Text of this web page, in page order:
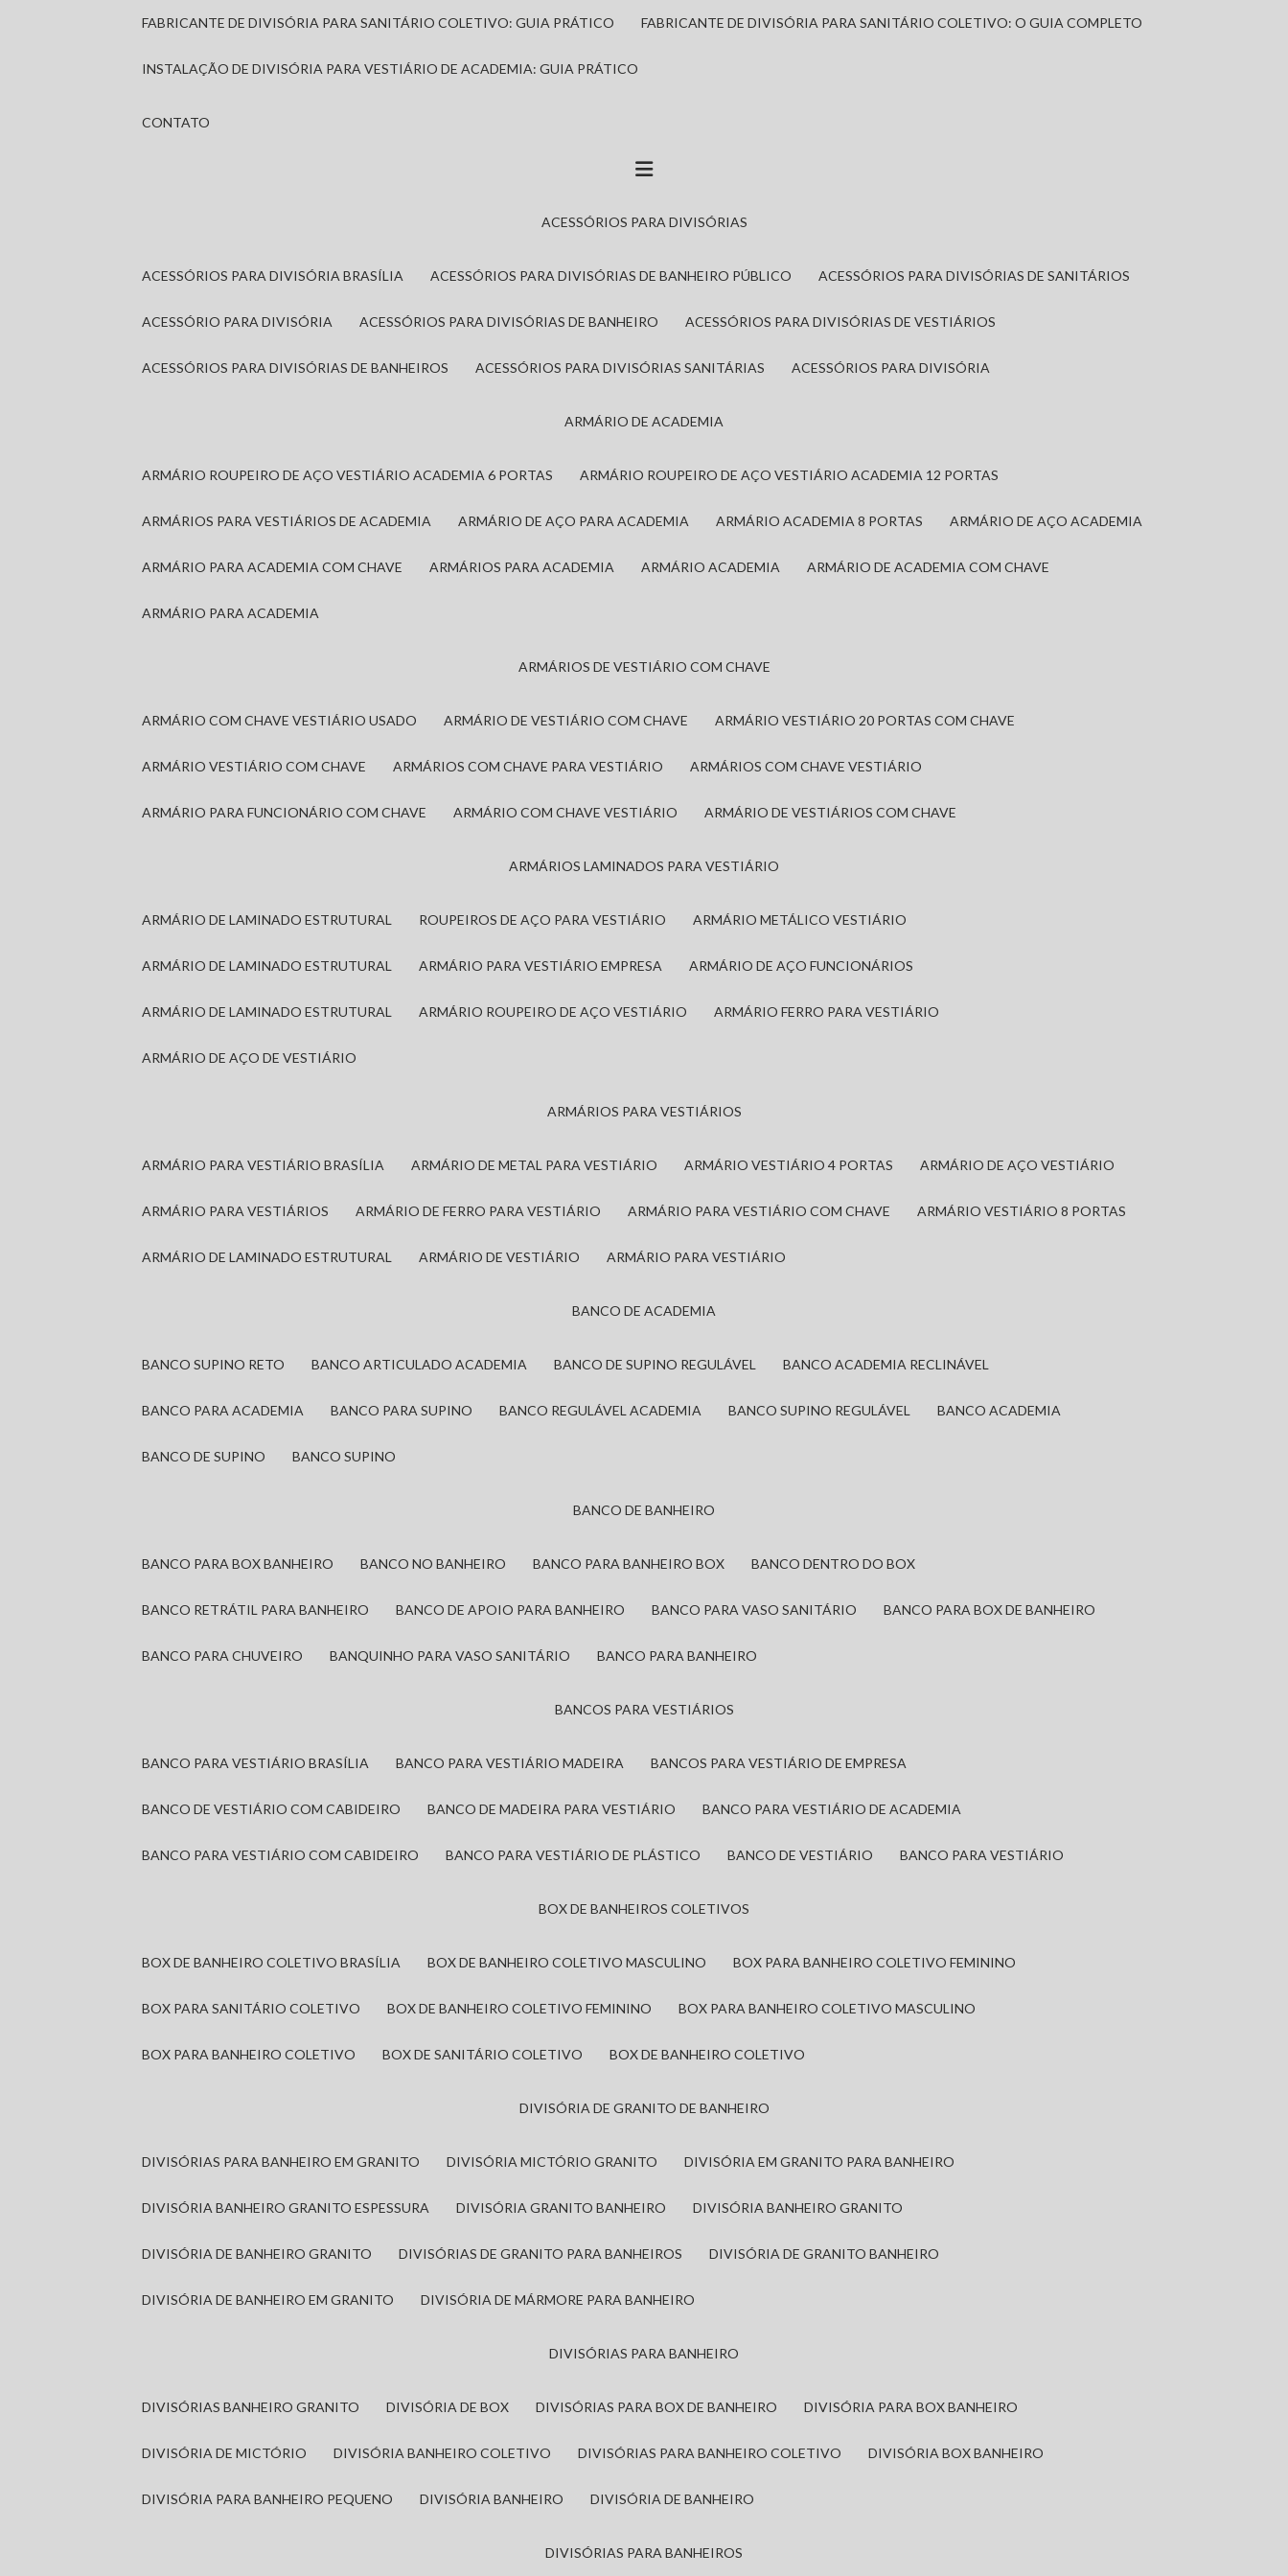
FABRICANTE DE DIVISÓRIA PARA SANITÁRIO COLETIVO: GUIA PRÁTICO FABRICANTE DE DIVISÓRIA PARA SANITÁRIO COLETIVO: O GUIA COMPLETO
INSTALAÇÃO DE DIVISÓRIA PARA VESTIÁRIO DE ACADEMIA: GUIA PRÁTICO
CONTATO
ACESSÓRIOS PARA DIVISÓRIAS
ACESSÓRIOS PARA DIVISÓRIA BRASÍLIA ACESSÓRIOS PARA DIVISÓRIAS DE BANHEIRO PÚBLICO ACESSÓRIOS PARA DIVISÓRIAS DE SANITÁRIOS
ACESSÓRIO PARA DIVISÓRIA ACESSÓRIOS PARA DIVISÓRIAS DE BANHEIRO ACESSÓRIOS PARA DIVISÓRIAS DE VESTIÁRIOS
ACESSÓRIOS PARA DIVISÓRIAS DE BANHEIROS ACESSÓRIOS PARA DIVISÓRIAS SANITÁRIAS ACESSÓRIOS PARA DIVISÓRIA
ARMÁRIO DE ACADEMIA
ARMÁRIO ROUPEIRO DE AÇO VESTIÁRIO ACADEMIA 6 PORTAS ARMÁRIO ROUPEIRO DE AÇO VESTIÁRIO ACADEMIA 12 PORTAS
ARMÁRIOS PARA VESTIÁRIOS DE ACADEMIA ARMÁRIO DE AÇO PARA ACADEMIA ARMÁRIO ACADEMIA 8 PORTAS ARMÁRIO DE AÇO ACADEMIA
ARMÁRIO PARA ACADEMIA COM CHAVE ARMÁRIOS PARA ACADEMIA ARMÁRIO ACADEMIA ARMÁRIO DE ACADEMIA COM CHAVE
ARMÁRIO PARA ACADEMIA
ARMÁRIOS DE VESTIÁRIO COM CHAVE
ARMÁRIO COM CHAVE VESTIÁRIO USADO ARMÁRIO DE VESTIÁRIO COM CHAVE ARMÁRIO VESTIÁRIO 20 PORTAS COM CHAVE
ARMÁRIO VESTIÁRIO COM CHAVE ARMÁRIOS COM CHAVE PARA VESTIÁRIO ARMÁRIOS COM CHAVE VESTIÁRIO
ARMÁRIO PARA FUNCIONÁRIO COM CHAVE ARMÁRIO COM CHAVE VESTIÁRIO ARMÁRIO DE VESTIÁRIOS COM CHAVE
ARMÁRIOS LAMINADOS PARA VESTIÁRIO
ARMÁRIO DE LAMINADO ESTRUTURAL ROUPEIROS DE AÇO PARA VESTIÁRIO ARMÁRIO METÁLICO VESTIÁRIO
ARMÁRIO DE LAMINADO ESTRUTURAL ARMÁRIO PARA VESTIÁRIO EMPRESA ARMÁRIO DE AÇO FUNCIONÁRIOS
ARMÁRIO DE LAMINADO ESTRUTURAL ARMÁRIO ROUPEIRO DE AÇO VESTIÁRIO ARMÁRIO FERRO PARA VESTIÁRIO
ARMÁRIO DE AÇO DE VESTIÁRIO
ARMÁRIOS PARA VESTIÁRIOS
ARMÁRIO PARA VESTIÁRIO BRASÍLIA ARMÁRIO DE METAL PARA VESTIÁRIO ARMÁRIO VESTIÁRIO 4 PORTAS ARMÁRIO DE AÇO VESTIÁRIO
ARMÁRIO PARA VESTIÁRIOS ARMÁRIO DE FERRO PARA VESTIÁRIO ARMÁRIO PARA VESTIÁRIO COM CHAVE ARMÁRIO VESTIÁRIO 8 PORTAS
ARMÁRIO DE LAMINADO ESTRUTURAL ARMÁRIO DE VESTIÁRIO ARMÁRIO PARA VESTIÁRIO
BANCO DE ACADEMIA
BANCO SUPINO RETO BANCO ARTICULADO ACADEMIA BANCO DE SUPINO REGULÁVEL BANCO ACADEMIA RECLINÁVEL
BANCO PARA ACADEMIA BANCO PARA SUPINO BANCO REGULÁVEL ACADEMIA BANCO SUPINO REGULÁVEL BANCO ACADEMIA
BANCO DE SUPINO BANCO SUPINO
BANCO DE BANHEIRO
BANCO PARA BOX BANHEIRO BANCO NO BANHEIRO BANCO PARA BANHEIRO BOX BANCO DENTRO DO BOX
BANCO RETRÁTIL PARA BANHEIRO BANCO DE APOIO PARA BANHEIRO BANCO PARA VASO SANITÁRIO BANCO PARA BOX DE BANHEIRO
BANCO PARA CHUVEIRO BANQUINHO PARA VASO SANITÁRIO BANCO PARA BANHEIRO
BANCOS PARA VESTIÁRIOS
BANCO PARA VESTIÁRIO BRASÍLIA BANCO PARA VESTIÁRIO MADEIRA BANCOS PARA VESTIÁRIO DE EMPRESA
BANCO DE VESTIÁRIO COM CABIDEIRO BANCO DE MADEIRA PARA VESTIÁRIO BANCO PARA VESTIÁRIO DE ACADEMIA
BANCO PARA VESTIÁRIO COM CABIDEIRO BANCO PARA VESTIÁRIO DE PLÁSTICO BANCO DE VESTIÁRIO BANCO PARA VESTIÁRIO
BOX DE BANHEIROS COLETIVOS
BOX DE BANHEIRO COLETIVO BRASÍLIA BOX DE BANHEIRO COLETIVO MASCULINO BOX PARA BANHEIRO COLETIVO FEMININO
BOX PARA SANITÁRIO COLETIVO BOX DE BANHEIRO COLETIVO FEMININO BOX PARA BANHEIRO COLETIVO MASCULINO
BOX PARA BANHEIRO COLETIVO BOX DE SANITÁRIO COLETIVO BOX DE BANHEIRO COLETIVO
DIVISÓRIA DE GRANITO DE BANHEIRO
DIVISÓRIAS PARA BANHEIRO EM GRANITO DIVISÓRIA MICTÓRIO GRANITO DIVISÓRIA EM GRANITO PARA BANHEIRO
DIVISÓRIA BANHEIRO GRANITO ESPESSURA DIVISÓRIA GRANITO BANHEIRO DIVISÓRIA BANHEIRO GRANITO
DIVISÓRIA DE BANHEIRO GRANITO DIVISÓRIAS DE GRANITO PARA BANHEIROS DIVISÓRIA DE GRANITO BANHEIRO
DIVISÓRIA DE BANHEIRO EM GRANITO DIVISÓRIA DE MÁRMORE PARA BANHEIRO
DIVISÓRIAS PARA BANHEIRO
DIVISÓRIAS BANHEIRO GRANITO DIVISÓRIA DE BOX DIVISÓRIAS PARA BOX DE BANHEIRO DIVISÓRIA PARA BOX BANHEIRO
DIVISÓRIA DE MICTÓRIO DIVISÓRIA BANHEIRO COLETIVO DIVISÓRIAS PARA BANHEIRO COLETIVO DIVISÓRIA BOX BANHEIRO
DIVISÓRIA PARA BANHEIRO PEQUENO DIVISÓRIA BANHEIRO DIVISÓRIA DE BANHEIRO
DIVISÓRIAS PARA BANHEIROS